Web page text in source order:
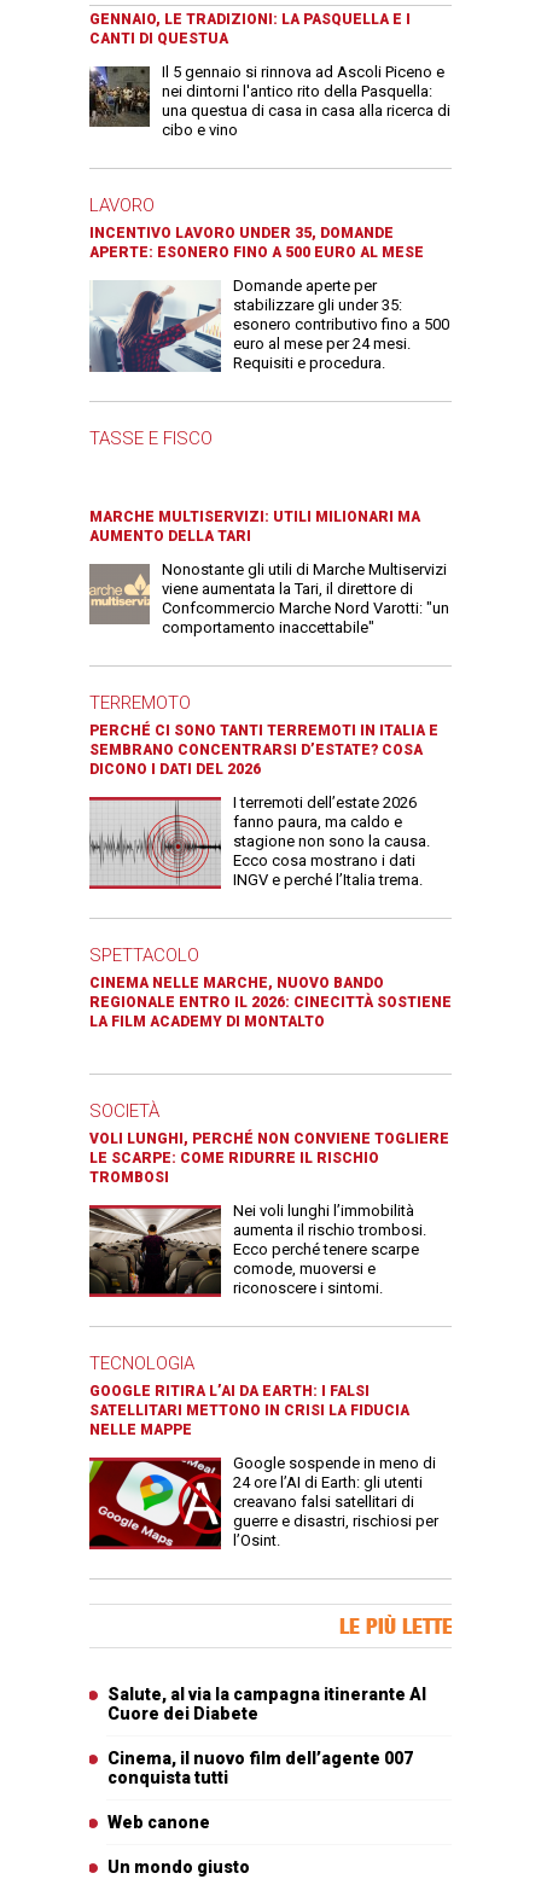
GENNAIO, LE TRADIZIONI: LA PASQUELLA E I
CANTI DI QUESTUA
Il 5 gennaio si rinnova ad Ascoli Piceno e
nei dintorni l'antico rito della Pasquella:
una questua di casa in casa alla ricerca di
cibo e vino
LAVORO
INCENTIVO LAVORO UNDER 35, DOMANDE
APERTE: ESONERO FINO A 500 EURO AL MESE
Domande aperte per
stabilizzare gli under 35:
esonero contributivo fino a 500
euro al mese per 24 mesi.
Requisiti e procedura.
TASSE E FISCO
MARCHE MULTISERVIZI: UTILI MILIONARI MA
AUMENTO DELLA TARI
Nonostante gli utili di Marche Multiservizi
viene aumentata la Tari, il direttore di
Confcommercio Marche Nord Varotti: "un
comportamento inaccettabile"
TERREMOTO
PERCHÉ CI SONO TANTI TERREMOTI IN ITALIA E
SEMBRANO CONCENTRARSI D’ESTATE? COSA
DICONO I DATI DEL 2026
I terremoti dell’estate 2026
fanno paura, ma caldo e
stagione non sono la causa.
Ecco cosa mostrano i dati
INGV e perché l’Italia trema.
SPETTACOLO
CINEMA NELLE MARCHE, NUOVO BANDO
REGIONALE ENTRO IL 2026: CINECITTÀ SOSTIENE
LA FILM ACADEMY DI MONTALTO
SOCIETÀ
VOLI LUNGHI, PERCHÉ NON CONVIENE TOGLIERE
LE SCARPE: COME RIDURRE IL RISCHIO
TROMBOSI
Nei voli lunghi l’immobilità
aumenta il rischio trombosi.
Ecco perché tenere scarpe
comode, muoversi e
riconoscere i sintomi.
TECNOLOGIA
GOOGLE RITIRA L’AI DA EARTH: I FALSI
SATELLITARI METTONO IN CRISI LA FIDUCIA
NELLE MAPPE
Google sospende in meno di
24 ore l’AI di Earth: gli utenti
creavano falsi satellitari di
guerre e disastri, rischiosi per
l’Osint.
LE PIÙ LETTE
Salute, al via la campagna itinerante Al
Cuore dei Diabete
Cinema, il nuovo film dell’agente 007
conquista tutti
Web canone
Un mondo giusto